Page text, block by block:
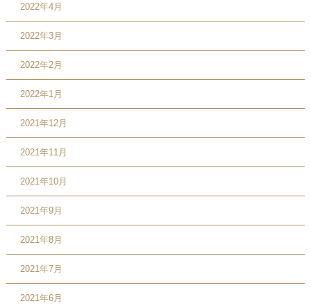
2022年4月
2022年3月
2022年2月
2022年1月
2021年12月
2021年11月
2021年10月
2021年9月
2021年8月
2021年7月
2021年6月